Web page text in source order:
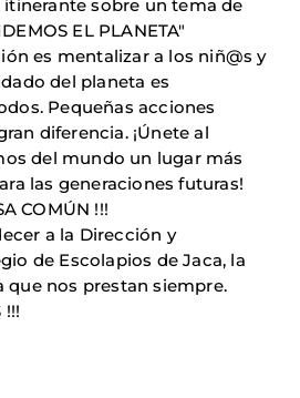
sobre un tema de
EL PLANETA"
es mentalizar a los niñ@s y
del planeta es
Pequeñas acciones
diferencia. ¡Únete al
del mundo un lugar más
las generaciones futuras!
COMÚN !!!
a la Dirección y
de Escolapios de Jaca, la
que nos prestan siempre.
!!!